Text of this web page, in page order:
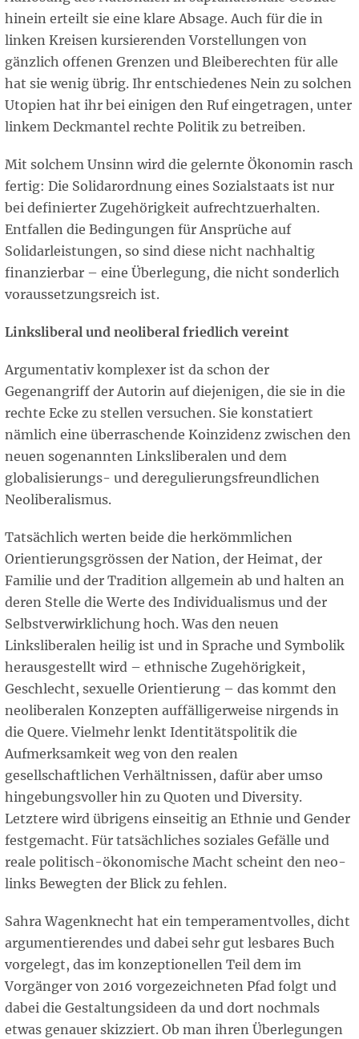
hinein erteilt sie eine klare Absage. Auch für die in
linken Kreisen kursierenden Vorstellungen von
gänzlich offenen Grenzen und Bleiberechten für alle
hat sie wenig übrig. Ihr entschiedenes Nein zu solchen
Utopien hat ihr bei einigen den Ruf eingetragen, unter
linkem Deckmantel rechte Politik zu betreiben.
Mit solchem Unsinn wird die gelernte Ökonomin rasch
fertig: Die Solidarordnung eines Sozialstaats ist nur
bei definierter Zugehörigkeit aufrechtzuerhalten.
Entfallen die Bedingungen für Ansprüche auf
Solidarleistungen, so sind diese nicht nachhaltig
finanzierbar – eine Überlegung, die nicht sonderlich
voraussetzungsreich ist.
Linksliberal und neoliberal friedlich vereint
Argumentativ komplexer ist da schon der
Gegenangriff der Autorin auf diejenigen, die sie in die
rechte Ecke zu stellen versuchen. Sie konstatiert
nämlich eine überraschende Koinzidenz zwischen den
neuen sogenannten Linksliberalen und dem
globalisierungs- und deregulierungsfreundlichen
Neoliberalismus.
Tatsächlich werten beide die herkömmlichen
Orientierungsgrössen der Nation, der Heimat, der
Familie und der Tradition allgemein ab und halten an
deren Stelle die Werte des Individualismus und der
Selbstverwirklichung hoch. Was den neuen
Linksliberalen heilig ist und in Sprache und Symbolik
herausgestellt wird – ethnische Zugehörigkeit,
Geschlecht, sexuelle Orientierung – das kommt den
neoliberalen Konzepten auffälligerweise nirgends in
die Quere. Vielmehr lenkt Identitätspolitik die
Aufmerksamkeit weg von den realen
gesellschaftlichen Verhältnissen, dafür aber umso
hingebungsvoller hin zu Quoten und Diversity.
Letztere wird übrigens einseitig an Ethnie und Gender
festgemacht. Für tatsächliches soziales Gefälle und
reale politisch-ökonomische Macht scheint den neo-
links Bewegten der Blick zu fehlen.
Sahra Wagenknecht hat ein temperamentvolles, dicht
argumentierendes und dabei sehr gut lesbares Buch
vorgelegt, das im konzeptionellen Teil dem im
Vorgänger von 2016 vorgezeichneten Pfad folgt und
dabei die Gestaltungsideen da und dort nochmals
etwas genauer skizziert. Ob man ihren Überlegungen